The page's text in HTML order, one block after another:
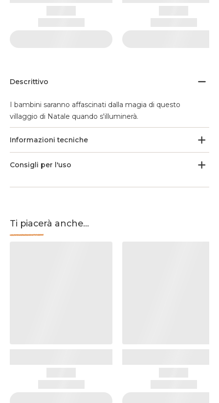
Descrittivo
I bambini saranno affascinati dalla magia di questo
villaggio di Natale quando s'illuminerà.
Informazioni tecniche
Consigli per l'uso
Ti piacerà anche...